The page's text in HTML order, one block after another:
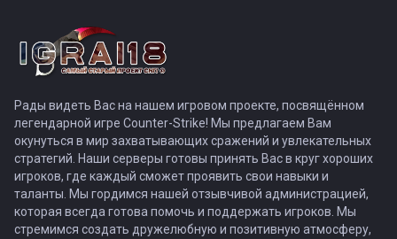
Рады видеть Вас на нашем игровом проекте, посвящённом
легендарной игре Counter-Strike! Мы предлагаем Вам
окунуться в мир захватывающих сражений и увлекательных
стратегий. Наши серверы готовы принять Вас в круг хороших
игроков, где каждый сможет проявить свои навыки и
таланты. Мы гордимся нашей отзывчивой администрацией,
которая всегда готова помочь и поддержать игроков. Мы
стремимся создать дружелюбную и позитивную атмосферу,